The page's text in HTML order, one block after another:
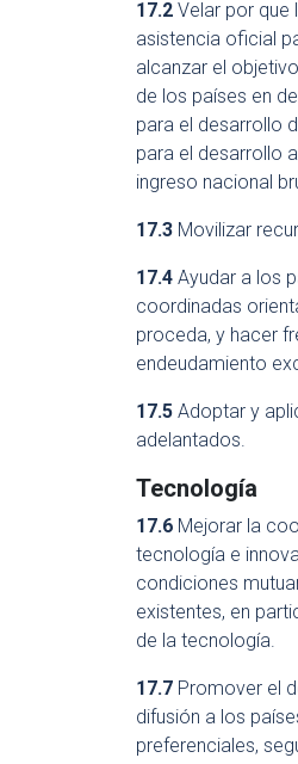
17.2 Velar por que
asistencia oficial
alcanzar el
de los países en
para el desarrollo
para el desarrollo
ingreso nacional
17.3 Movilizar
17.4 Ayudar a los
coordinadas
proceda, y hacer
endeudamiento
17.5 Adoptar y
adelantados.
Tecnología
17.6 Mejorar la
tecnología e
condiciones
existentes, en
de la tecnología.
17.7 Promover el
difusión a los
preferenciales,